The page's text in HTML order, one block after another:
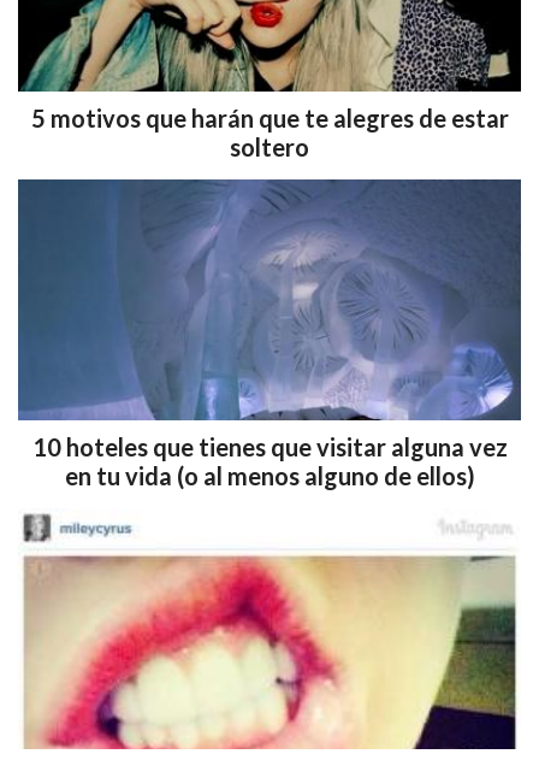
5 motivos que harán que te alegres de estar
soltero
10 hoteles que tienes que visitar alguna vez
en tu vida (o al menos alguno de ellos)